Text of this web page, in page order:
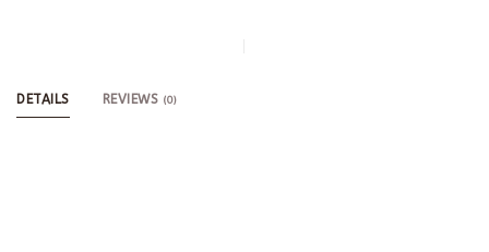
DETAILS REVIEWS (0)